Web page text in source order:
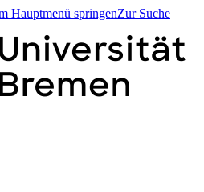
Hauptmenü springenZur Suche